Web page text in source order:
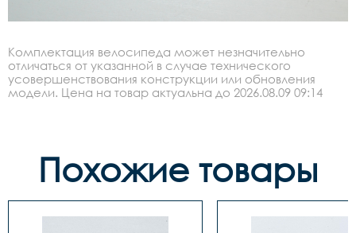
Комплектация велосипеда может незначительно
отличаться от указанной в случае технического
усовершенствования конструкции или обновления
модели. Цена на товар актуальна до 2026.08.09 09:14
Похожие товары